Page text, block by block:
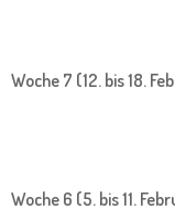
Woche 7 (12. bis 18.
Woche 6 (5. bis 11.